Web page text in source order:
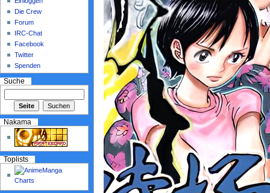
Die Crew
Forum
IRC-Chat
Facebook
Twitter
Spenden
Suche
Nakama
Toplists